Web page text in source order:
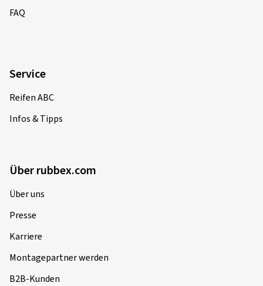
FAQ
Service
Reifen ABC
Infos & Tipps
Über rubbex.com
Über uns
Presse
Karriere
Montagepartner werden
B2B-Kunden